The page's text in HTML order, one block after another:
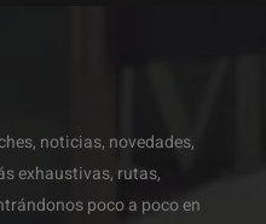
noticias, novedades,
exhaustivas, rutas,
poco a poco en